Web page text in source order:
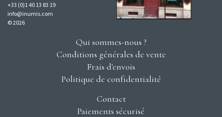
+33 (0)1 40 13 83 19
info@inumis.com
© 2026
Qui sommes-nous ?
Conditions générales de vente
Frais d'envois
Politique de confidentialité
Contact
Paiements sécurisé